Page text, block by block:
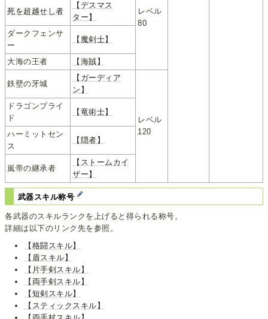
レベル
80
死を超越せし者
【デスマス
ター】
ダークフェンサ
ー
【魔剣士】
大海の王者 【海賊】
鉄壁の牙城
【ガーディア
ン】
レベル
120
ドラゴンプライ
ド
【竜術士】
ハーミットセン
ス
【隠者】
嵐帝の継承者
【ストームカイ
ザー】
武器スキル称号
各武器のスキルランクを上げると得られる称号。
詳細は以下のリンク先を参照。
【格闘スキル】
【盾スキル】
【片手剣スキル】
【両手剣スキル】
【短剣スキル】
【スティックスキル】